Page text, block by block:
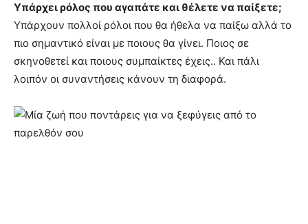
Υπάρχει ρόλος που αγαπάτε και θέλετε να παίξετε;
Υπάρχουν πολλοί ρόλοι που θα ήθελα να παίξω αλλά το
πιο σημαντικό είναι με ποιους θα γίνει. Ποιος σε
σκηνοθετεί και ποιους συμπαίκτες έχεις.. Και πάλι
λοιπόν οι συναντήσεις κάνουν τη διαφορά.